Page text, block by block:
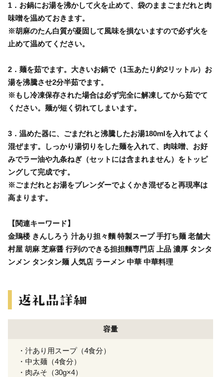
1．お鍋にお湯を沸かして火を止めて、袋のままごまだれと肉
味噌を温めておきます。
※胡麻のたん白質が凝固して風味を損ないますので必ず火を
止めて温めてください。
2．麺を茹でます。大きいお鍋で（1玉あたり約2リットル）お
湯を沸騰させ2分半茹でます。
※もし冷凍保存された場合は必ず完全に解凍してから茹でて
ください。麺が短く切れてしまいます。
3．温めた器に、ごまだれと沸騰したお湯180mlを入れてよく
混ぜます。しっかり湯切りをした麺を入れて、肉味噌、お好
みでラー油や九条ねぎ（セットには含まれません）をトッピ
ングして完成です。
※ごまだれとお湯をブレンダーでよくかき混ぜると再現率は
高まります。
【関連キーワード】
金鵄楼 きんしろう 汁あり担々麵 特製スープ 手打ち麺 老舗大
村屋 胡麻 芝麻醤 行列のできる担担麵専門店 上品 濃厚 タンタ
ンメン タンタン麺 人気店 ラーメン 中華 中華料理
容量
・汁あり用スープ（4食分）
・中太麺（4食分）
・肉みそ（30g×4）